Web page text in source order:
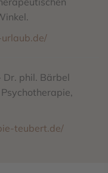
Dr. phil. Bärbel
teubert.de/